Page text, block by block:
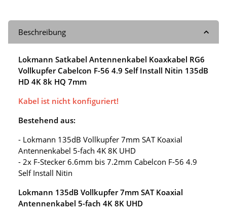
Beschreibung
Lokmann Satkabel Antennenkabel Koaxkabel RG6
Vollkupfer Cabelcon F-56 4.9 Self Install Nitin 135dB
HD 4K 8k HQ 7mm
Kabel ist nicht konfiguriert!
Bestehend aus:
- Lokmann 135dB Vollkupfer 7mm SAT Koaxial
Antennenkabel 5-fach 4K 8K UHD
- 2x F-Stecker 6.6mm bis 7.2mm Cabelcon F-56 4.9
Self Install Nitin
Lokmann 135dB Vollkupfer 7mm SAT Koaxial
Antennenkabel 5-fach 4K 8K UHD